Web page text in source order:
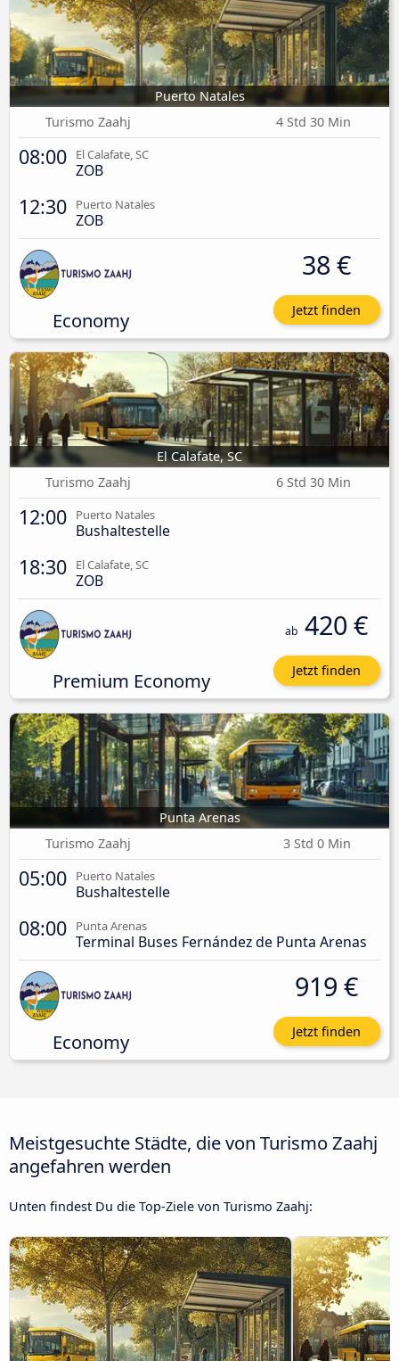
Puerto Natales
Turismo Zaahj
4 Std 30 Min
08:00 El Calafate, SC
ZOB
12:30 Puerto Natales
ZOB
Economy
38 €
Jetzt finden
El Calafate, SC
Turismo Zaahj
6 Std 30 Min
12:00 Puerto Natales
Bushaltestelle
18:30 El Calafate, SC
ZOB
Premium Economy
ab 420 €
Jetzt finden
Punta Arenas
Turismo Zaahj
3 Std 0 Min
05:00 Puerto Natales
Bushaltestelle
08:00 Punta Arenas
Terminal Buses Fernández de Punta Arenas
Economy
919 €
Jetzt finden
Meistgesuchte Städte, die von Turismo Zaahj
angefahren werden
Unten findest Du die Top-Ziele von Turismo Zaahj: